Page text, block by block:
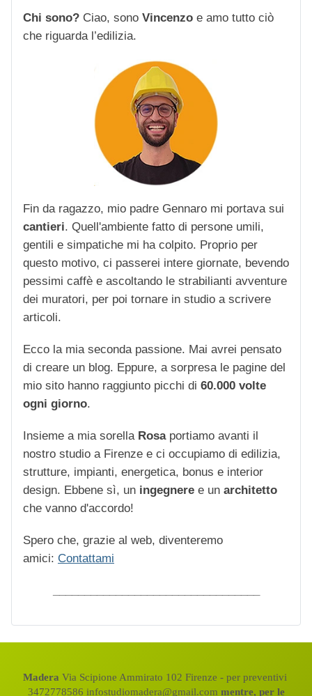
Chi sono? Ciao, sono Vincenzo e amo tutto ciò
che riguarda l’edilizia.
Fin da ragazzo, mio padre Gennaro mi portava sui
cantieri. Quell'ambiente fatto di persone umili,
gentili e simpatiche mi ha colpito. Proprio per
questo motivo, ci passerei intere giornate, bevendo
pessimi caffè e ascoltando le strabilianti avventure
dei muratori, per poi tornare in studio a scrivere
articoli.
Ecco la mia seconda passione. Mai avrei pensato
di creare un blog. Eppure, a sorpresa le pagine del
mio sito hanno raggiunto picchi di 60.000 volte
ogni giorno.
Insieme a mia sorella Rosaportiamo avanti il
nostro studio a Firenze e ci occupiamo di edilizia,
strutture, impianti, energetica, bonus e interior
design. Ebbene sì, un ingegnere e un architetto
che vanno d'accordo!
Spero che, grazie al web, diventeremo
amici: Contattami
Madera Via Scipione Ammirato 102 Firenze - per preventivi
3472778586 infostudiomadera@gmail.com mentre, per le